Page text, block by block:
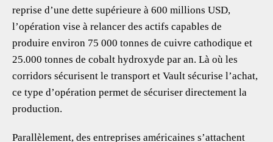
reprise d’une dette supérieure à 600 millions USD,
l’opération vise à relancer des actifs capables de
produire environ 75 000 tonnes de cuivre cathodique et
25.000 tonnes de cobalt hydroxyde par an. Là où les
corridors sécurisent le transport et Vault sécurise l’achat,
ce type d’opération permet de sécuriser directement la
production.
Parallèlement, des entreprises américaines s’attachent